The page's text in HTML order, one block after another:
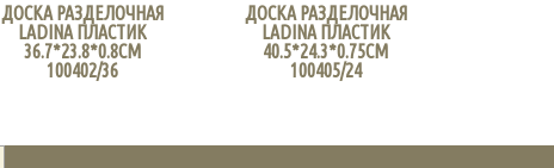
ДОСКА РАЗДЕЛОЧНАЯ
LADINA ПЛАСТИК
36.7*23.8*0.8СМ
100402/36
ДОСКА РАЗДЕЛОЧНАЯ
LADINA ПЛАСТИК
40.5*24.3*0.75СМ
100405/24